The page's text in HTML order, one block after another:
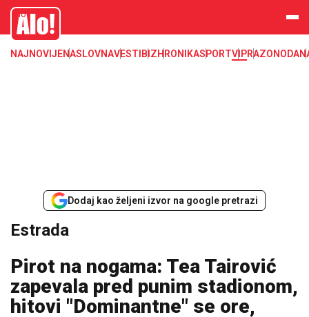
Estrada, poznati, VIP
Alo
NAJNOVIJENASLOVNAVESTI BIZHRONIKASPORTVIPRAZONODA
Dodaj kao željeni izvor na google pretrazi
Estrada
Pirot na nogama: Tea Tairović
zapevala pred punim stadionom,
hitovi "Dominantne" se ore,